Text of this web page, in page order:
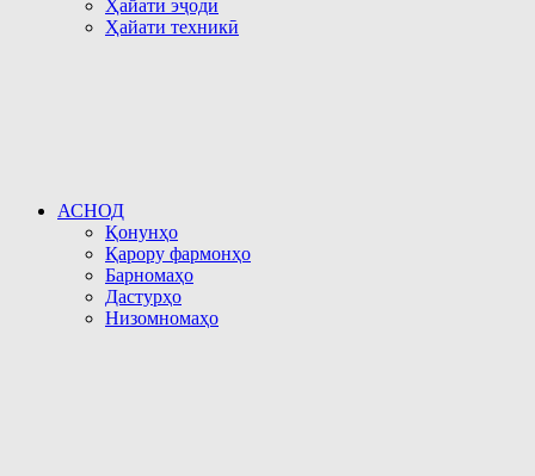
Ҳайати эҷодӣ
Ҳайати техникӣ
АСНОД
Қонунҳо
Қарору фармонҳо
Барномаҳо
Дастурҳо
Низомномаҳо